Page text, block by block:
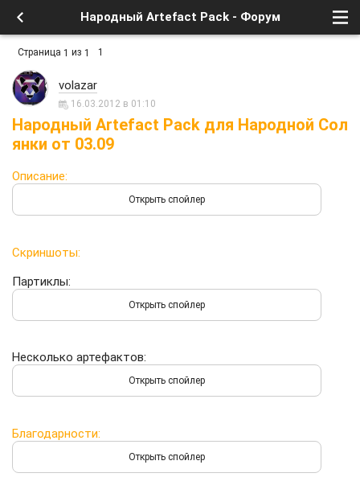
Народный Artefact Pack - Форум
Страница 1 из 1 1
volazar
16.03.2012 в 01:10
Народный Artefact Pack для Народной Сол
янки от 03.09
Описание:
Скриншоты:
Партиклы:
Несколько артефактов:
Благодарности: